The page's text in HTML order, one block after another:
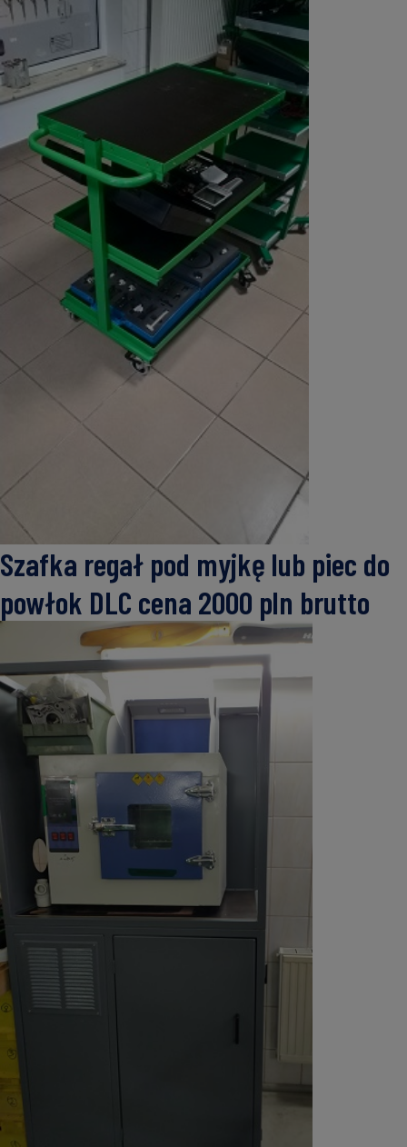
Szafka regał pod myjkę lub piec do
powłok DLC cena 2000 pln brutto